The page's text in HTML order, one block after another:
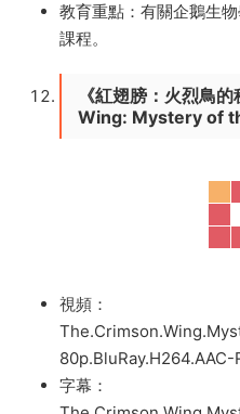
教育重點：有關企鵝生
課程。
《紅翅膀：火烈鳥
Wing: Mystery of
視頻：
80p.BluRay.H264.AAC-
字幕：